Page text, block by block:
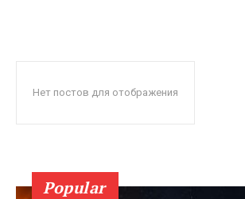
Нет постов для отображения
Popular